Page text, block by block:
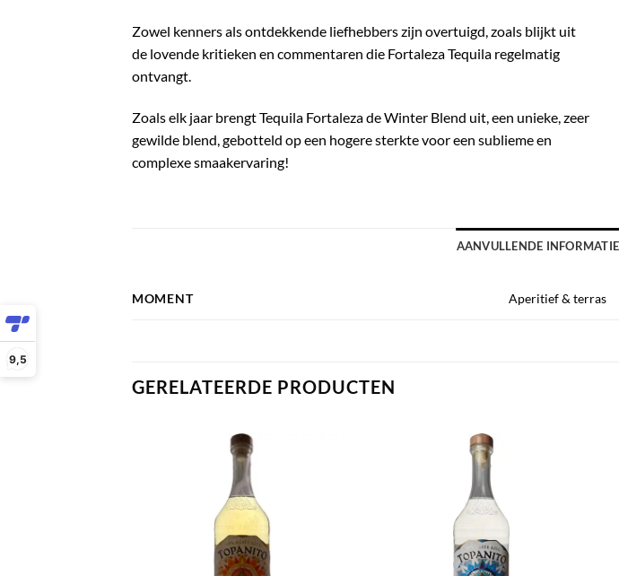
9,5
Zowel kenners als ontdekkende liefhebbers zijn overtuigd, zoals blijkt uit
de lovende kritieken en commentaren die Fortaleza Tequila regelmatig
ontvangt.
Zoals elk jaar brengt Tequila Fortaleza de Winter Blend uit, een unieke, zeer
gewilde blend, gebotteld op een hogere sterkte voor een sublieme en
complexe smaakervaring!
AANVULLENDE INFORMATIE
MOMENT Aperitief & terras
GERELATEERDE PRODUCTEN